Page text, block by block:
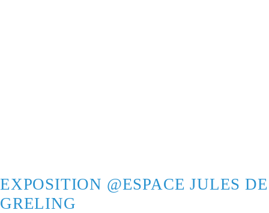
EXPOSITION @ESPACE JULES DE
GRELING